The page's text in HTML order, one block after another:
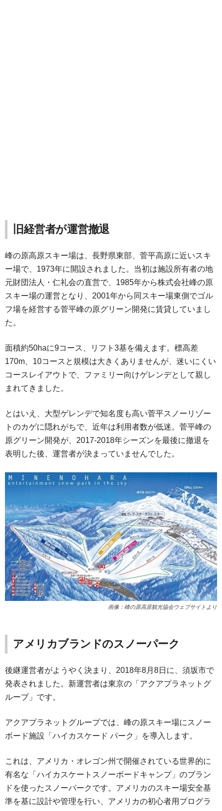
旧経営者が運営撤退
峰の原高原スキー場は、長野県東部、菅平高原に近いスキ
ー場で、1973年に開設されました。当初は施設所有者の地
元財団法人・仁礼会の直営で、1985年から株式会社峰の原
スキー場の運営となり、2001年から同スキー場東側でゴル
フ場を経営する菅平峰の原グリーン開発に賃貸していまし
た。
面積約50haに9コース、リフト3基を備えます。標高差
170m、10コースと規模は大きくありませんが、迷いにくい
コースレイアウトで、ファミリー向けゲレンデとして親し
まれてきました。
とはいえ、大型ゲレンデで知名度も高い菅平スノーリゾー
トのカゲに隠れがちで、近年は利用者数が低迷。菅平峰の
原グリーン開発が、2017-2018年シーズンを最後に撤退を
表明した後、運営者が決まっていませんでした。
画像：峰の原高原観光協会ウェブサイトより
アメリカブランドのスノーパーク
後継運営者がようやく決まり、2018年8月8日に、須坂市で
発表されました。新運営者は東京の「アクアプラネットグ
ループ」です。
アクアプラネットグループでは、峰の原スキー場にスノー
ボード施設「ハイカスケード パーク」を導入します。
これは、アメリカ・オレゴン州で開催されている世界的に
有名な「ハイカスケートスノーボードキャンプ」のブラン
ドを使ったスノーパークです。アメリカのスキー場安全基
準を基に設計や管理を行い、アメリカの初心者用プログラ